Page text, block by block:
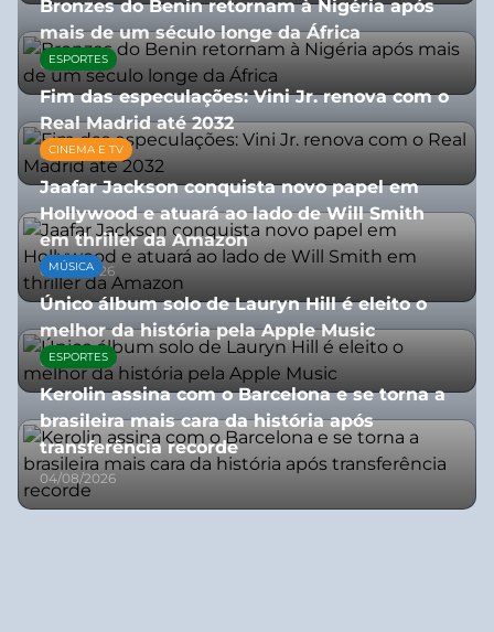
Bronzes do Benin retornam à Nigéria após
mais de um século longe da África
08/07/2026
ESPORTES
Fim das especulações: Vini Jr. renova com o
Real Madrid até 2032
06/08/2026
CINEMA E TV
Jaafar Jackson conquista novo papel em
Hollywood e atuará ao lado de Will Smith
em thriller da Amazon
06/08/2026
MÚSICA
Único álbum solo de Lauryn Hill é eleito o
melhor da história pela Apple Music
06/08/2026
ESPORTES
Kerolin assina com o Barcelona e se torna a
brasileira mais cara da história após
transferência recorde
04/08/2026